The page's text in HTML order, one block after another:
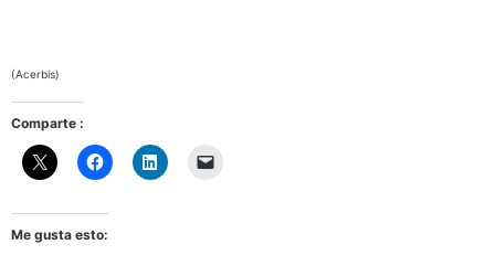
(Acerbis)
Comparte :
Me gusta esto: